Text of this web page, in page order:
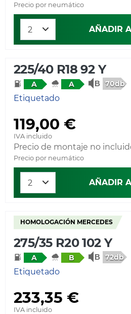
Precio por neumático
AÑADIR
225/40 R18 92 Y
A A 70db
Etiquetado
119,00 €
IVA incluido
Precio de montaje no
Precio por neumático
AÑADIR
HOMOLOGACIÓN MERCEDES
275/35 R20 102 Y
A B 72db
Etiquetado
233,35 €
IVA incluido